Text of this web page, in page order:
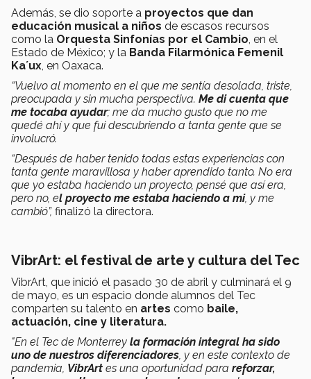
Además, se dio soporte a proyectos que dan
educación musical a niños de escasos recursos
como la Orquesta Sinfonías por el Cambio , en el
Estado de México; y la Banda Filarmónica Femenil
Ka´ux , en Oaxaca.
“Vuelvo al momento en el que me sentía desolada, triste,
preocupada y sin mucha perspectiva. Me di cuenta que
me tocaba ayudar; me da mucho gusto que no me
quedé ahí y que fui descubriendo a tanta gente que se
involucró.
“Después de haber tenido todas estas experiencias con
tanta gente maravillosa y haber aprendido tanto. No era
que yo estaba haciendo un proyecto, pensé que así era,
pero no, el proyecto me estaba haciendo a mi, y me
cambió”, finalizó la directora.
VibrArt: el festival de arte y cultura del Tec
VibrArt, que inició el pasado 30 de abril y culminará el 9
de mayo, es un espacio donde alumnos del Tec
comparten su talento en artes como baile,
actuación, cine y literatura.
"En el Tec de Monterrey la formación integral ha sido
uno de nuestros diferenciadores , y en este contexto de
pandemia, VibrArt es una oportunidad para reforzar,